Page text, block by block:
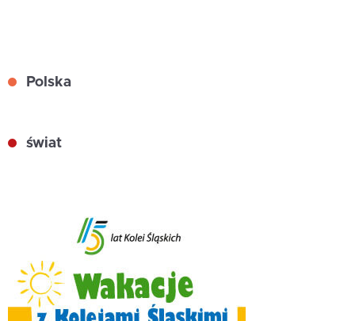
Polska
świat